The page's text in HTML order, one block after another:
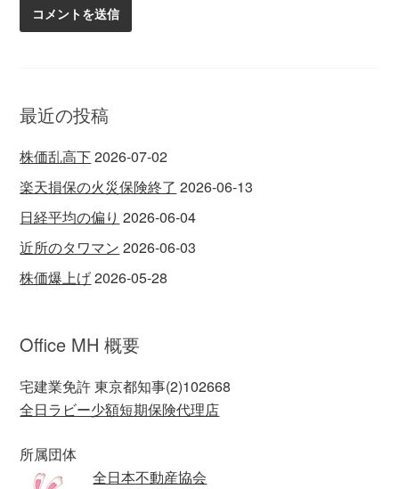
最近の投稿
株価乱高下2026-07-02
楽天損保の火災保険終了 2026-06-13
日経平均の偏り 2026-06-04
近所のタワマン 2026-06-03
株価爆上げ2026-05-28
Office MH 概要
宅建業免許 東京都知事(2)102668
全日ラビー少額短期保険代理店
所属団体
全日本不動産協会